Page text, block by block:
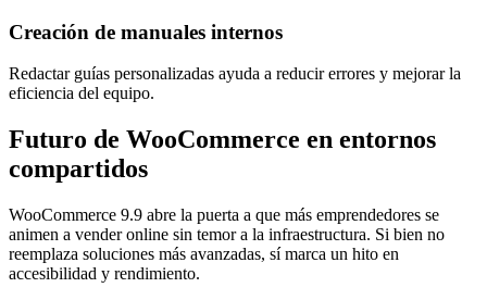
Creación de manuales internos
Redactar guías personalizadas ayuda a reducir errores y mejorar la
eficiencia del equipo.
Futuro de WooCommerce en entornos
compartidos
WooCommerce 9.9 abre la puerta a que más emprendedores se
animen a vender online sin temor a la infraestructura. Si bien no
reemplaza soluciones más avanzadas, sí marca un hito en
accesibilidad y rendimiento.